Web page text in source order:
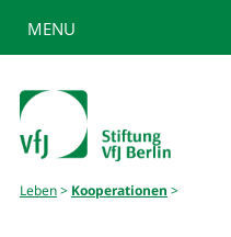
MENU
Leben> Kooperationen >